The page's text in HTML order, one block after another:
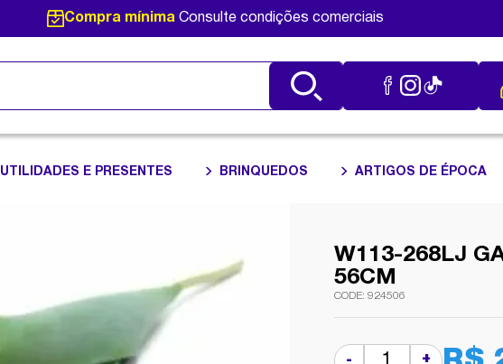
Compra mínimaConsulte condições comerciais
UTILIDADES E PRESENTES BRINQUEDOS ARTIGOS DE ÉPOCA
W113-268LJ
56CM
924506
- +